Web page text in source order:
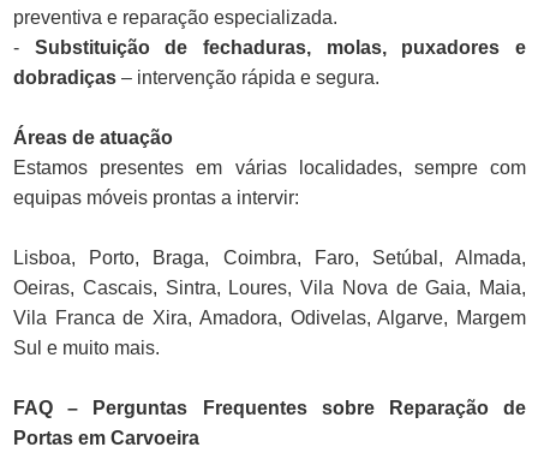
preventiva e reparação especializada.
- Substituição de fechaduras, molas, puxadores e
dobradiças – intervenção rápida e segura.
Áreas de atuação
Estamos presentes em várias localidades, sempre com
equipas móveis prontas a intervir:
Lisboa, Porto, Braga, Coimbra, Faro, Setúbal, Almada,
Oeiras, Cascais, Sintra, Loures, Vila Nova de Gaia, Maia,
Vila Franca de Xira, Amadora, Odivelas, Algarve, Margem
Sul e muito mais.
FAQ – Perguntas Frequentes sobre Reparação de
Portas em Carvoeira